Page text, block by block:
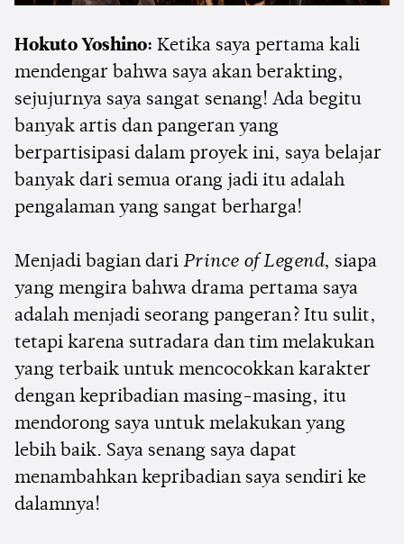
Hokuto Yoshino: Ketika saya pertama kali
mendengar bahwa saya akan berakting,
sejujurnya saya sangat senang! Ada begitu
banyak artis dan pangeran yang
berpartisipasi dalam proyek ini, saya belajar
banyak dari semua orang jadi itu adalah
pengalaman yang sangat berharga!
Menjadi bagian dari Prince of Legend, siapa
yang mengira bahwa drama pertama saya
adalah menjadi seorang pangeran? Itu sulit,
tetapi karena sutradara dan tim melakukan
yang terbaik untuk mencocokkan karakter
dengan kepribadian masing-masing, itu
mendorong saya untuk melakukan yang
lebih baik. Saya senang saya dapat
menambahkan kepribadian saya sendiri ke
dalamnya!